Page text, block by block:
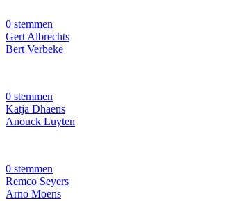
0 stemmen
Gert Albrechts
Bert Verbeke
0 stemmen
Katja Dhaens
Anouck Luyten
0 stemmen
Remco Seyers
Arno Moens